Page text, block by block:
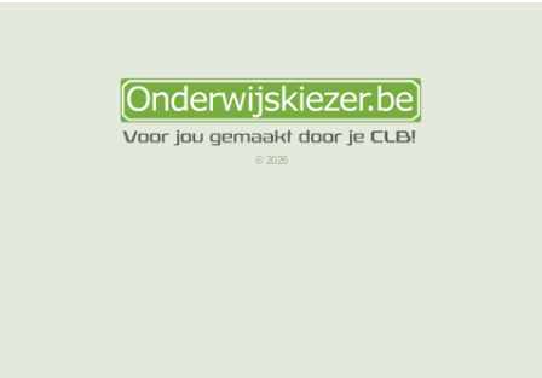
© 2026